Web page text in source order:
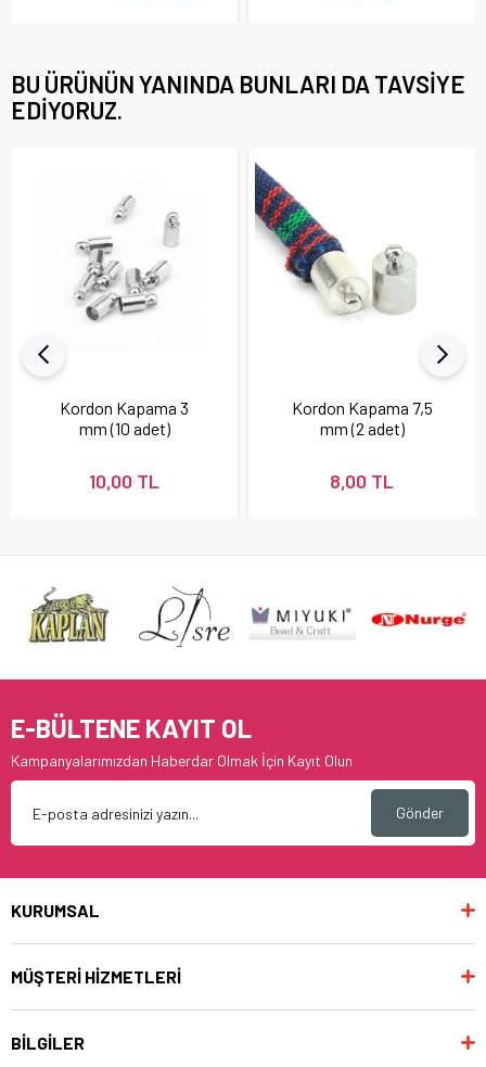
BU ÜRÜNÜN YANINDA BUNLARI DA TAVSIYE
EDIYORUZ.
Kordon Kapama 3
mm (10 adet)
10,00 TL
Kordon Kapama 7,5
mm (2 adet)
8,00 TL
E-BÜLTENE KAYIT OL
Kampanyalarımızdan Haberdar Olmak İçin Kayıt Olun
Gönder
KURUMSAL
MÜŞTERİ HİZMETLERİ
BİLGİLER